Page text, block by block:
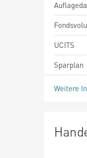
UCITS
Sparplan
Weitere